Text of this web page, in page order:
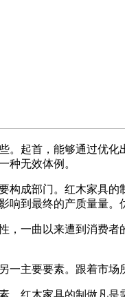
起首，能够通过优化
种无效体例。
成部门。红木家具的
响到最终的产质量量
一曲以来遭到消费者
主要要素。跟着市场
红木家具的制做凡是